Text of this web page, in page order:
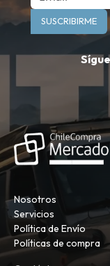
SUSCRIBIRME
Nosotros
Servicios
Política de Envío
Políticas de compra